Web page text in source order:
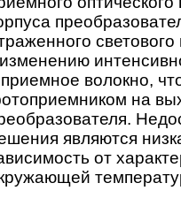
светового
волокно,
на
являются
от